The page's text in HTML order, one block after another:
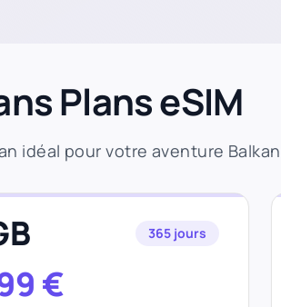
Plans eSIM
idéal pour votre aventure
365 jours
€